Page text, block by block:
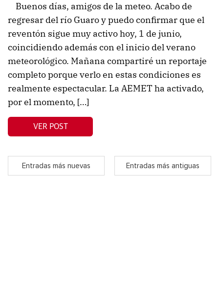
Buenos días, amigos de la meteo. Acabo de
regresar del río Guaro y puedo confirmar que el
reventón sigue muy activo hoy, 1 de junio,
coincidiendo además con el inicio del verano
meteorológico. Mañana compartiré un reportaje
completo porque verlo en estas condiciones es
realmente espectacular. La AEMET ha activado,
por el momento, […]
VER POST
Entradas más nuevas Entradas más antiguas